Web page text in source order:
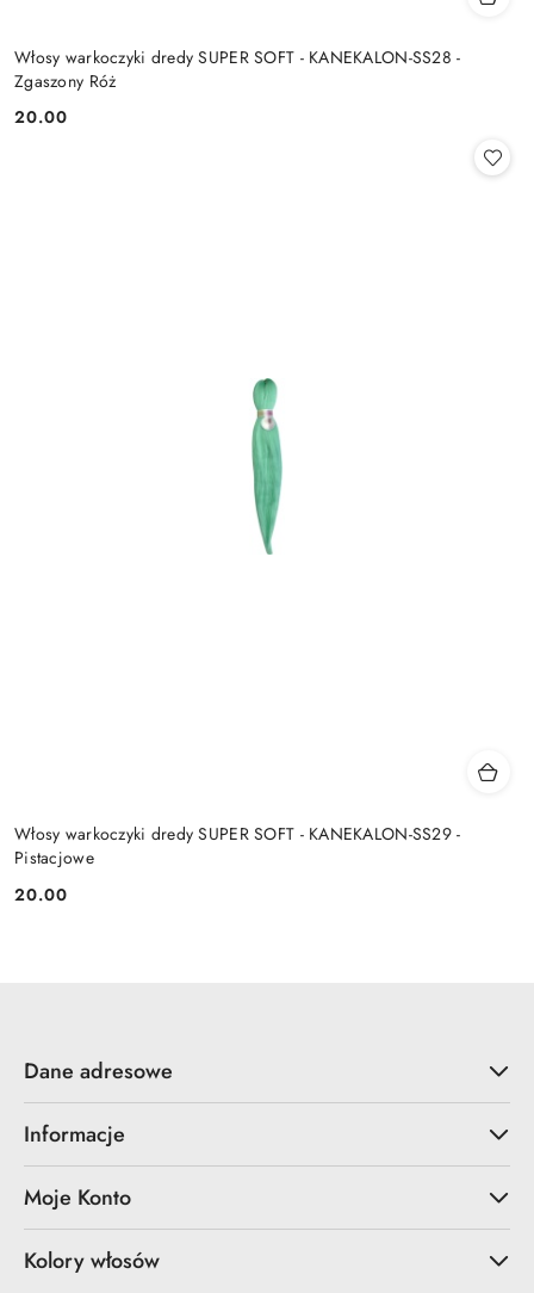
Włosy warkoczyki dredy SUPER SOFT - KANEKALON-SS28 -
Zgaszony Róż
Cena:
20.00
Włosy warkoczyki dredy SUPER SOFT - KANEKALON-SS29 -
Pistacjowe
Cena:
20.00
Dane adresowe
Informacje
Moje Konto
Kolory włosów